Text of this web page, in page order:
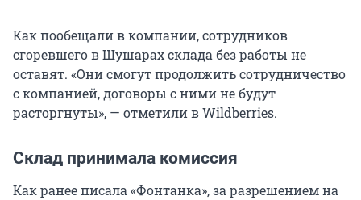
Как пообещали в компании, сотрудников
сгоревшего в Шушарах склада без работы не
оставят. «Они смогут продолжить сотрудничество
с компанией, договоры с ними не будут
расторгнуты», — отметили в Wildberries.
Склад принимала комиссия
Как ранее писала «Фонтанка», за разрешением на